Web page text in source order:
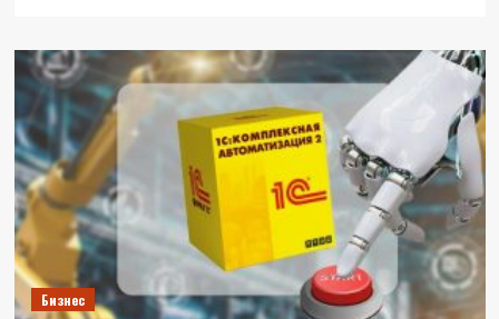
Бизнес